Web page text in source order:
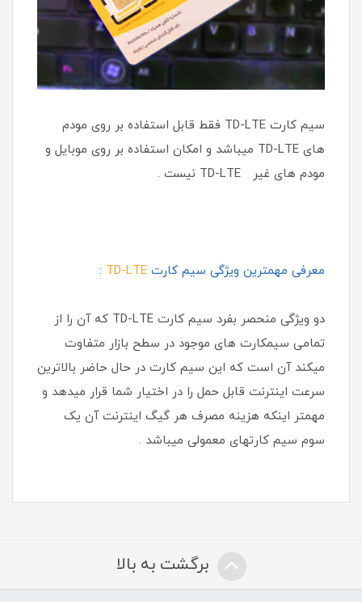
سیم کارت TD-LTE فقط قابل استفاده بر روی مودم
های TD-LTE میباشد و امکان استفاده بر روی موبایل و
مودم های غیر TD-LTE نیست .
معرفی مهمترین ویژگی سیم کارت TD-LTE
:
دو ویژگی منحصر بفرد سیم کارت TD-LTE که آن را از
تمامی سیمکارت های موجود در سطح بازار متفاوت
میکند آن است که این سیم کارت در حال حاضر بالاترین
سرعت اینترنت قابل حمل را در اختیار شما قرار میدهد و
مهمتر اینکه هزینه مصرف هر گیگ اینترنت آن یک
سوم سیم کارتهای معمولی میباشد .
برگشت به بالا